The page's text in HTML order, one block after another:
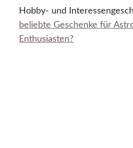
Hobby- und
beliebte Geschenke für
Enthusiasten?